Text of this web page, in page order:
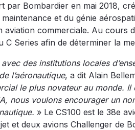
par Bombardier en mai 2018,
maintenance et du génie
aviation commerciale. Au cours
C Series afin de déterminer la
des institutions locales
l’aéronautique, a dit Alain
le plus novateur au monde.
nous voulons encourager un
» Le CS100 est le 38e
et deux avions Challenger de